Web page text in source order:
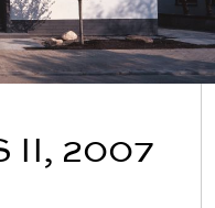
II, 2007